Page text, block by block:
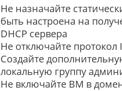
Не назначайте
быть настроена на
DHCP сервера
Не отключайте протокол
Создайте
локальную группу
Не включайте ВМ в